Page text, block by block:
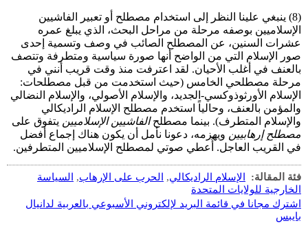
(8) ينبغي علينا النظر إلى استخدام مصطلح أو تعبير الفاشيين
الإسلاميين بوصفه مرحلة من مراحل البحث، الذي يبلغ عمره
عشرات السنين، عن المصطلح الصائب في وصف وتسمية إحدى
صور الإسلام التي من الواضح أنها صورة سياسية ومتطرفة وتتصف
بالعنف في أغلب الأحيان. لقد اعترفت منذ وقت قريب أنني في
مرحلة مصطلحي الخامس (حيث استخدمت من قبل مصطلحات:
الإسلام الأورثوذوكسي-الجديد، والإسلام الأصولي، والإسلام النضالي
والمؤمن بالعنف، وحالياً استخدم مصطلح الإسلام الراديكالي
والإسلام المتطرف). بينما مصطلحالفاشيين الإسلاميين يتفوق على
مصطلح إرهابيين ويهزمه، دعونا نأمل أن يكون هناك إجماع أفضل
في القريب العاجل. أُعطي صوتي لمصطلح الإسلاميين المتطرفين.
فئة المقالة: الإسلام الراديكالي, الحرب على الإرهاب, السياسة
الخارجية للولايات المتحدة
اشترك مجانا في قائمة البريد لإلكتروني الأسبوعي بالعربية لدانيال
بايبس